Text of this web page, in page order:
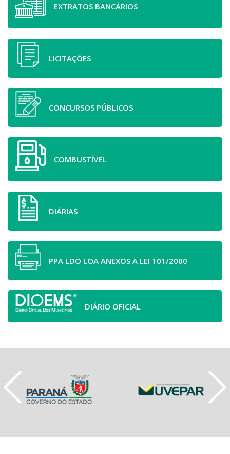
EXTRATOS BANCÁRIOS
LICITAÇÕES
CONCURSOS PÚBLICOS
COMBUSTÍVEL
DIÁRIAS
PPA LDO LOA ANEXOS A LEI 101/2000
DIÁRIO OFICIAL